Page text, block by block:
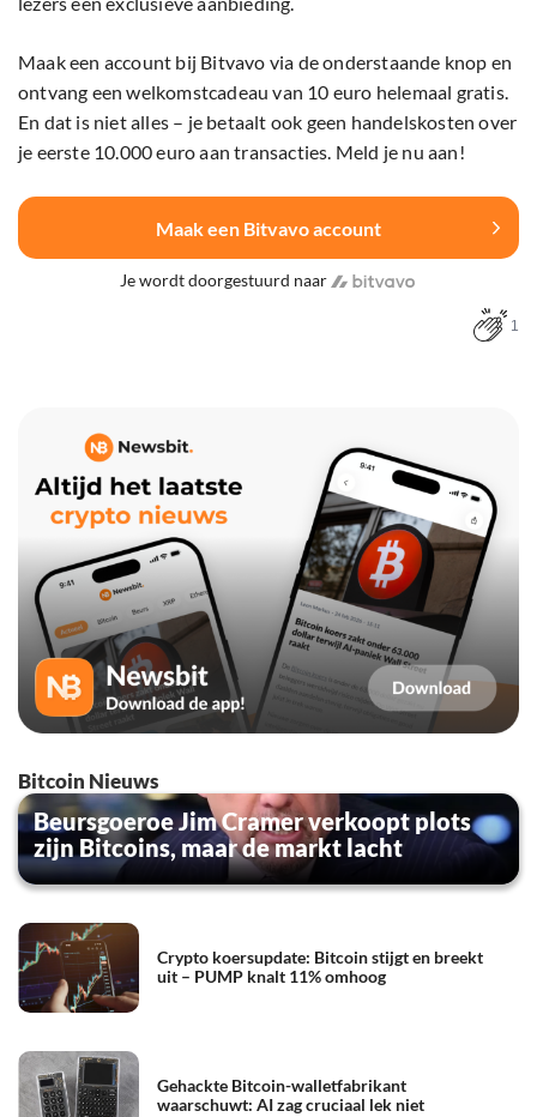
Maak een account bij Bitvavo via de onderstaande knop en
ontvang een welkomstcadeau van 10 euro helemaal gratis.
En dat is niet alles – je betaalt ook geen handelskosten over
je eerste 10.000 euro aan transacties. Meld je nu aan!
Maak een Bitvavo account
Je wordt doorgestuurd naar
1
Bitcoin Nieuws
Beursgoeroe Jim Cramer verkoopt plots
zijn Bitcoins, maar de markt lacht
Crypto koersupdate: Bitcoin stijgt en breekt
uit – PUMP knalt 11% omhoog
Gehackte Bitcoin-walletfabrikant
waarschuwt: AI zag cruciaal lek niet